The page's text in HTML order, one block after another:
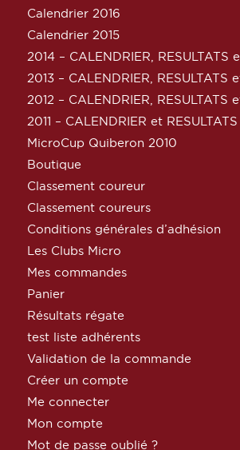
Calendrier 2016
Calendrier 2015
2014 – CALENDRIER, RESULTATS
2013 – CALENDRIER, RESULTATS
2012 – CALENDRIER, RESULTATS
2011 – CALENDRIER et RESULTATS
MicroCup Quiberon 2010
Boutique
Classement coureur
Classement coureurs
Conditions générales d’adhésion
Les Clubs Micro
Mes commandes
Panier
Résultats régate
test liste adhérents
Validation de la commande
Créer un compte
Me connecter
Mon compte
Mot de passe oublié ?